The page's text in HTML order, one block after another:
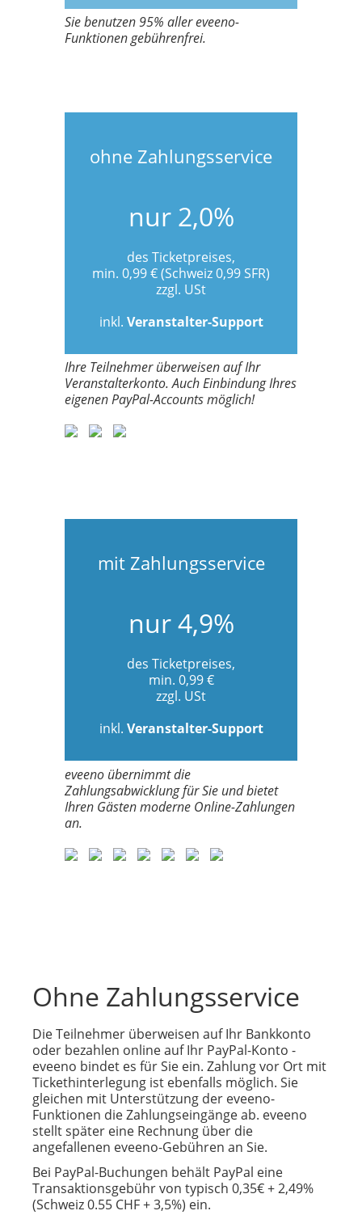
Sie benutzen 95% aller eveeno-
Funktionen gebührenfrei.
ohne Zahlungsservice
nur 2,0%
des Ticketpreises,
min. 0,99 € (Schweiz 0,99 SFR)
zzgl. USt
inkl. Veranstalter-Support
Ihre Teilnehmer überweisen auf Ihr
Veranstalterkonto. Auch Einbindung Ihres
eigenen PayPal-Accounts möglich!
mit Zahlungsservice
nur 4,9%
des Ticketpreises,
min. 0,99 €
zzgl. USt
inkl. Veranstalter-Support
eveeno übernimmt die
Zahlungsabwicklung für Sie und bietet
Ihren Gästen moderne Online-Zahlungen
an.
Ohne Zahlungsservice
Die Teilnehmer überweisen auf Ihr Bankkonto
oder bezahlen online auf Ihr PayPal-Konto -
eveeno bindet es für Sie ein. Zahlung vor Ort mit
Tickethinterlegung ist ebenfalls möglich. Sie
gleichen mit Unterstützung der eveeno-
Funktionen die Zahlungseingänge ab. eveeno
stellt später eine Rechnung über die
angefallenen eveeno-Gebühren an Sie.
Bei PayPal-Buchungen behält PayPal eine
Transaktionsgebühr von typisch 0,35€ + 2,49%
(Schweiz 0.55 CHF + 3,5%) ein.